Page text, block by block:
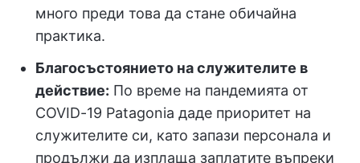
много преди това да стане обичайна
практика.
Благосъстоянието на служителите в
действие: По време на пандемията от
COVID-19 Patagonia даде приоритет на
служителите си, като запази персонала и
продължи да изплаща заплатите въпреки